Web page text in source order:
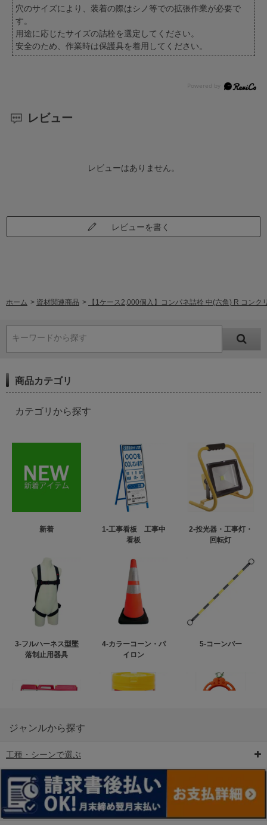
穴のサイズにより、装着の際はシノ等での拡張作業が必要で
す。
用途に応じたサイズの詰栓を選定してください。
安全のため、作業時は保護具を着用してください。
レビュー
レビューはありません。
レビューを書く
ホーム > 資材関連商品 > 【1ケース2,000個入】コンパネ詰栓 中(六角) R コン
キーワードから探す
商品カテゴリ
カテゴリから探す
新着
1-工事看板 工事中
看板
2-投光器・工事灯・
回転灯
3-フルハーネス型墜
落制止用器具
4-カラーコーン・パ
イロン
5-コーンバー
6-矢印板/LED矢印板
ンス
ジャンルから探す
工種・シーンで選ぶ